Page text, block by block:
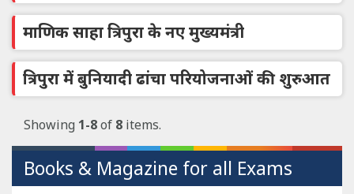
माणिक साहा त्रिपुरा के नए मुख्यमंत्री
त्रिपुरा में बुनियादी ढांचा परियोजनाओं की शुरुआत
Showing 1-8of 8 items.
Books & Magazine for all Exams